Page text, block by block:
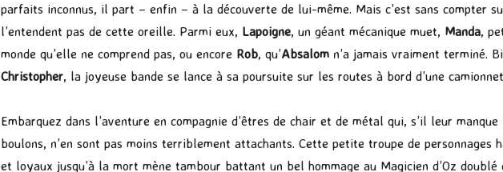
parfaits inconnus, il part – enfin – à la découverte de lui-même. Mais c’est sans compter
l’entendent pas de cette oreille. Parmi eux, Lapoigne, un géant mécanique muet, Manda,
monde qu’elle ne comprend pas, ou encore Rob, qu’Absalom n’a jamais vraiment terminé.
Christopher, la joyeuse bande se lance à sa poursuite sur les routes à bord d’une
Embarquez dans l’aventure en compagnie d’êtres de chair et de métal qui, s’il leur
boulons, n’en sont pas moins terriblement attachants. Cette petite troupe de personnages
et loyaux jusqu’à la mort mène tambour battant un bel hommage au Magicien d’Oz doublé